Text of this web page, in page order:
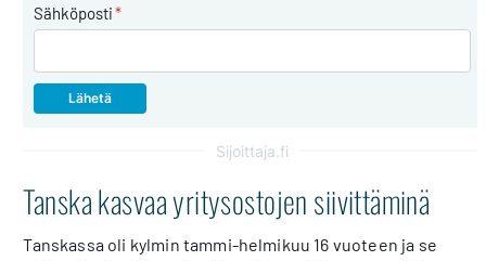
Sähköposti*
Sijoittaja.fi
Tanska kasvaa yritysostojen siivittäminä
Tanskassa oli kylmin tammi-helmikuu 16 vuoteen ja se